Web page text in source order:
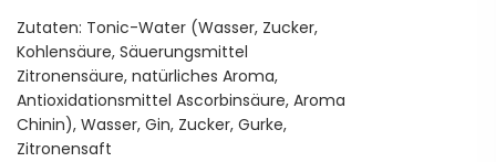
Zutaten: Tonic-Water (Wasser, Zucker,
Kohlensäure, Säuerungsmittel
Zitronensäure, natürliches Aroma,
Antioxidationsmittel Ascorbinsäure, Aroma
Chinin), Wasser, Gin, Zucker, Gurke,
Zitronensaft